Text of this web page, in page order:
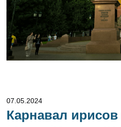
07.05.2024
Карнавал